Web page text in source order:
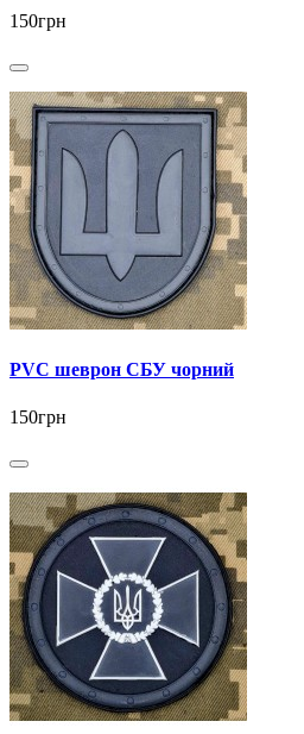
150грн
PVC шеврон СБУ чорний
150грн